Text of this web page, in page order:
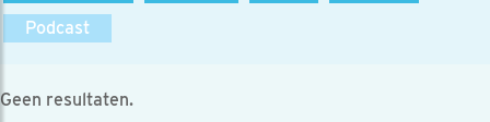
Podcast
Geen resultaten.